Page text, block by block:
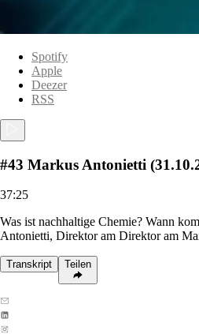
Spotify
Apple
Deezer
RSS
#43 Markus Antonietti
37:25
Was ist nachhaltige Chemie? Wann
Antonietti, Direktor am Direktor am
Transkript Teilen